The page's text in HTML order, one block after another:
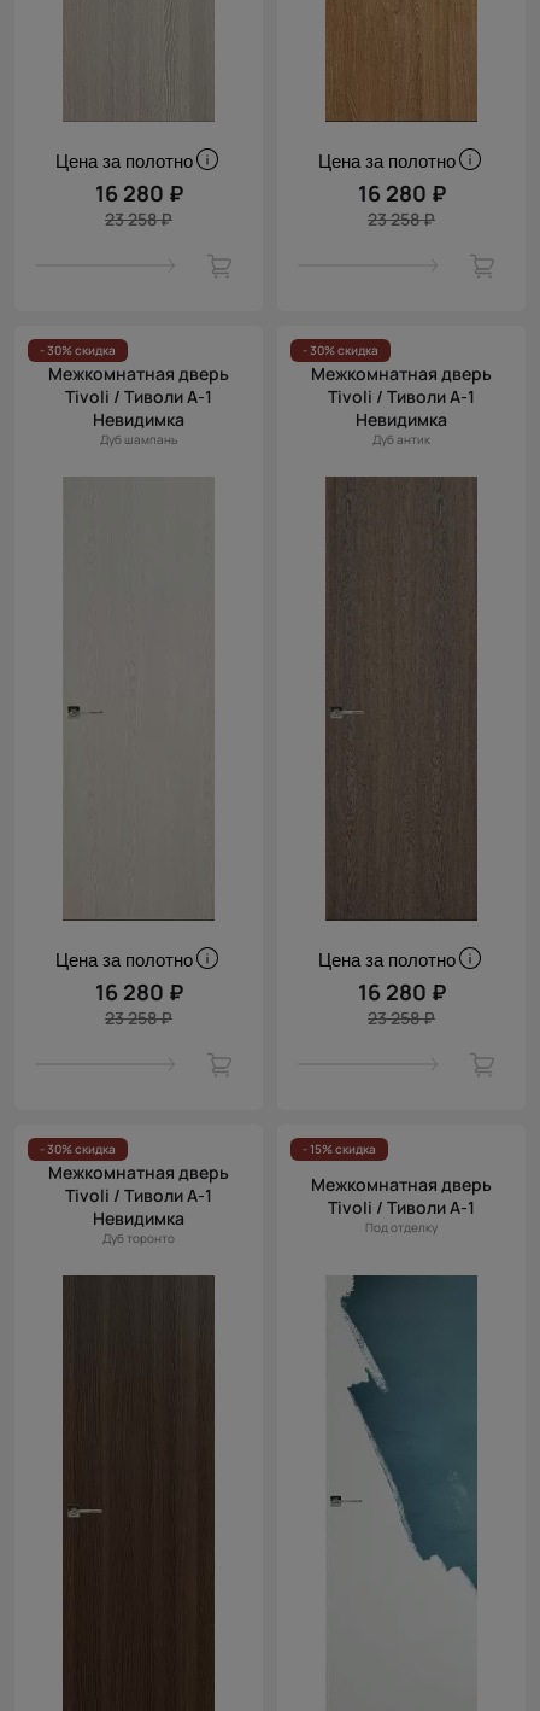
Цена за полотно
16 280 ₽
23 258 ₽
Цена за полотно
16 280 ₽
23 258 ₽
- 30% скидка
Межкомнатная дверь
Tivoli / Тиволи А-1
Невидимка
Дуб шампань
Цена за полотно
16 280 ₽
23 258 ₽
- 30% скидка
Межкомнатная дверь
Tivoli / Тиволи А-1
Невидимка
Дуб антик
Цена за полотно
16 280 ₽
23 258 ₽
- 30% скидка
Межкомнатная дверь
Tivoli / Тиволи А-1
Невидимка
Дуб торонто
- 15% скидка
Межкомнатная дверь
Tivoli / Тиволи А-1
Под отделку